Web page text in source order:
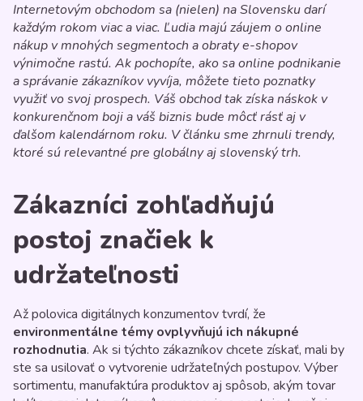
Internetovým obchodom sa (nielen) na Slovensku darí
každým rokom viac a viac. Ľudia majú záujem o online
nákup v mnohých segmentoch a obraty e-shopov
výnimočne rastú. Ak pochopíte, ako sa online podnikanie
a správanie zákazníkov vyvíja, môžete tieto poznatky
využiť vo svoj prospech. Váš obchod tak získa náskok v
konkurenčnom boji a váš biznis bude môcť rásť aj v
ďalšom kalendárnom roku. V článku sme zhrnuli trendy,
ktoré sú relevantné pre globálny aj slovenský trh.
Zákazníci zohľadňujú
postoj značiek k
udržateľnosti
Až polovica digitálnych konzumentov tvrdí, že
environmentálne témy ovplyvňujú ich nákupné
rozhodnutia. Ak si týchto zákazníkov chcete získať, mali by
ste sa usilovať o vytvorenie udržateľných postupov. Výber
sortimentu, manufaktúra produktov aj spôsob, akým tovar